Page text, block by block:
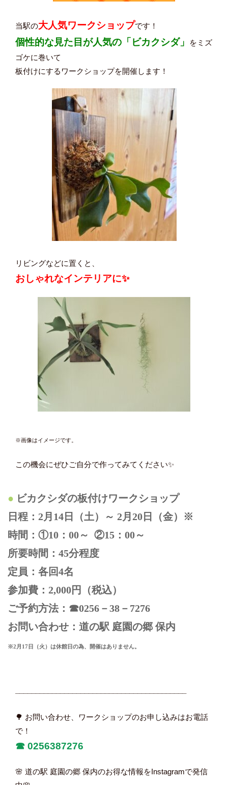
当駅の大人気ワークショップです！
個性的な見た目が人気の「ビカクシダ」
をミズ
ゴケに巻いて
板付けにするワークショップを開催します！
リビングなどに置くと、
おしゃれなインテリアに✨
※画像はイメージです。
この機会にぜひご自分で作ってみてください✨
ビカクシダの板付けワークショップ
日程：2月14日（土）～ 2月20日（金）※
時間：①10：00～ ②15：00～
所要時間：45分程度
定員：各回4名
参加費：2,000円（税込）
ご予約方法：☎0256－38－7276
お問い合わせ：道の駅 庭園の郷 保内
※2月17日（火）は休館日の為、開催はありません。
🌳 お問い合わせ、ワークショップのお申し込みはお電話
で！
☎︎ 0256387276
🌸 道の駅 庭園の郷 保内のお得な情報をInstagramで発信